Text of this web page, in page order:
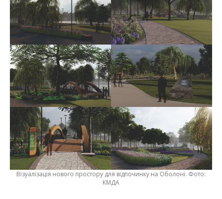
Візуалізація нового простору для відпочинку на Оболоні. Фото:
КМДА